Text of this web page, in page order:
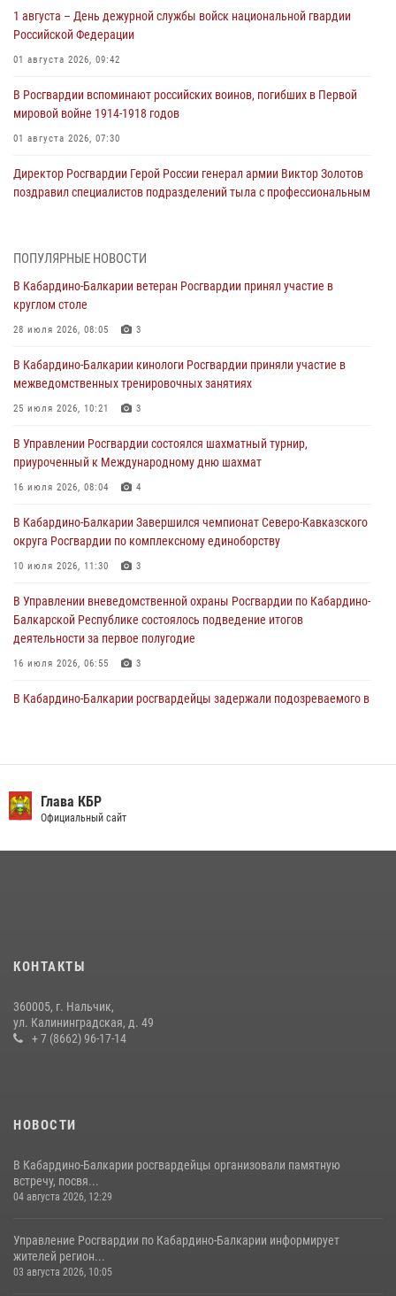
1 августа – День дежурной службы войск национальной гвардии
Российской Федерации
01 августа 2026, 09:42
В Росгвардии вспоминают российских воинов, погибших в Первой
мировой войне 1914-1918 годов
01 августа 2026, 07:30
Директор Росгвардии Герой России генерал армии Виктор Золотов
поздравил специалистов подразделений тыла с профессиональным
направлении
31 июля 2026, 09:22
генерала армии Виктора Золотова с заместителем полномочного
представителя Президента Российской Федерации в Северо-
Кавказском федеральном округе Виталием Кузнецовым
Управление Росгвардии по Кабардино-Балкарской Республике
информирует
В Кабардино-Балкарии нештатные инструктора подразделений
Росгвардии отработали профессиональные навыки
ПОПУЛЯРНЫЕ НОВОСТИ
В Кабардино-Балкарии ветеран Росгвардии принял участие в
круглом столе
28 июля 2026, 08:05 3
В Кабардино-Балкарии кинологи Росгвардии приняли участие в
межведомственных тренировочных занятиях
25 июля 2026, 10:21 3
В Управлении Росгвардии состоялся шахматный турнир,
приуроченный к Международному дню шахмат
16 июля 2026, 08:04 4
В Кабардино-Балкарии Завершился чемпионат Северо-Кавказского
округа Росгвардии по комплексному единоборству
10 июля 2026, 11:30 3
В Управлении вневедомственной охраны Росгвардии по Кабардино-
Балкарской Республике состоялось подведение итогов
деятельности за первое полугодие
16 июля 2026, 06:55 3
В Кабардино-Балкарии росгвардейцы задержали подозреваемого в
округе Росгвардии
09 июля 2026, 08:36
НАЧАЛЬНИК УПРАВЛЕНИЯ РОСГВАРДИИ ПО КАБАРДИНО-
БАЛКАРСКОЙ РЕСПУБЛИКЕ ПРОВЕДЕТ ПРИЕМ ГРАЖДАН
Глава КБР
Официальный сайт
КОНТАКТЫ
360005, г. Нальчик,
ул. Калининградская, д. 49
+ 7 (8662) 96-17-14
НОВОСТИ
В Кабардино-Балкарии росгвардейцы организовали памятную
встречу, посвя...
04 августа 2026, 12:29
Управление Росгвардии по Кабардино-Балкарии информирует
жителей регион...
03 августа 2026, 10:05